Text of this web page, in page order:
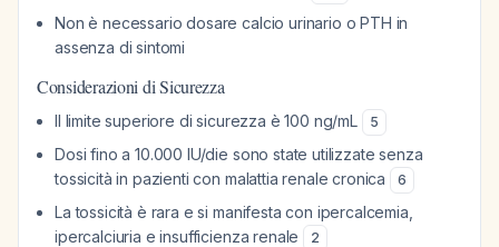
Non è necessario dosare calcio urinario o PTH in
assenza di sintomi
Considerazioni di Sicurezza
Il limite superiore di sicurezza è 100 ng/mL 5
Dosi fino a 10.000 IU/die sono state utilizzate senza
tossicità in pazienti con malattia renale cronica
6
La tossicità è rara e si manifesta con ipercalcemia,
ipercalciuria e insufficienza renale
2